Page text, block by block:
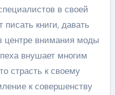
в своей
книги, давать
центре внимания моды
внушает многим
страсть к своему
к совершенству